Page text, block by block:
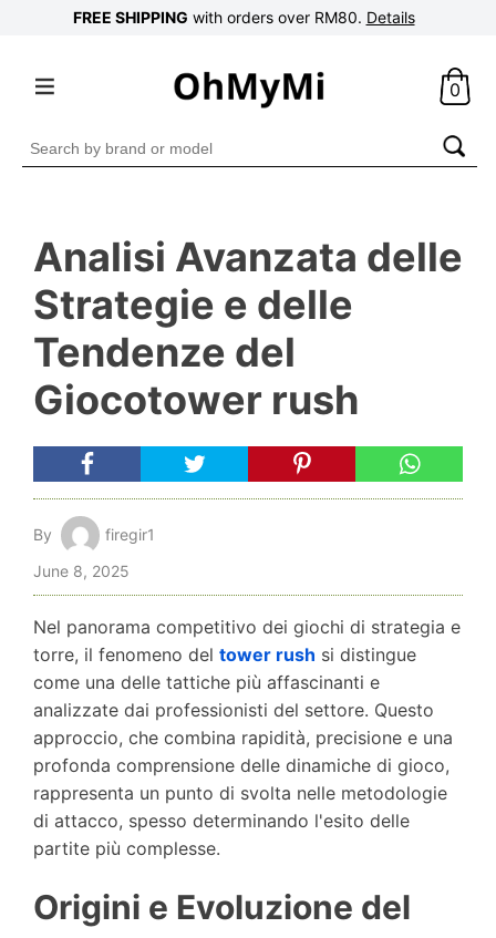
FREE SHIPPING with orders over RM80. Details
0
Search
for:
Analisi Avanzata delle
Strategie e delle
Tendenze del
Giocotower rush
By
firegir1
June 8, 2025
Nel panorama competitivo dei giochi di strategia e
torre, il fenomeno del tower rush si distingue
come una delle tattiche più affascinanti e
analizzate dai professionisti del settore. Questo
approccio, che combina rapidità, precisione e una
profonda comprensione delle dinamiche di gioco,
rappresenta un punto di svolta nelle metodologie
di attacco, spesso determinando l'esito delle
partite più complesse.
Origini e Evoluzione del